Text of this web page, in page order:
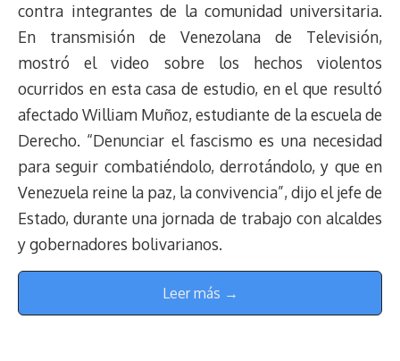
contra integrantes de la comunidad universitaria.
En transmisión de Venezolana de Televisión,
mostró el video sobre los hechos violentos
ocurridos en esta casa de estudio, en el que resultó
afectado William Muñoz, estudiante de la escuela de
Derecho. “Denunciar el fascismo es una necesidad
para seguir combatiéndolo, derrotándolo, y que en
Venezuela reine la paz, la convivencia”, dijo el jefe de
Estado, durante una jornada de trabajo con alcaldes
y gobernadores bolivarianos.
Leer más →